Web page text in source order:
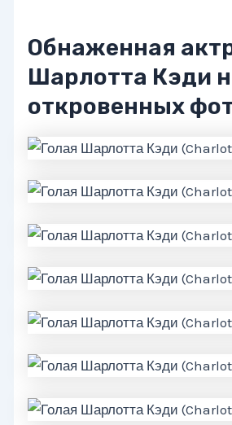
Обнаженная
Шарлотта Кэди
откровенных